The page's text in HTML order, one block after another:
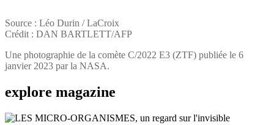
Source : Léo Durin / LaCroix
Crédit : DAN BARTLETT/AFP
Une photographie de la comète C/2022 E3 (ZTF) publiée le 6
janvier 2023 par la NASA.
explore magazine